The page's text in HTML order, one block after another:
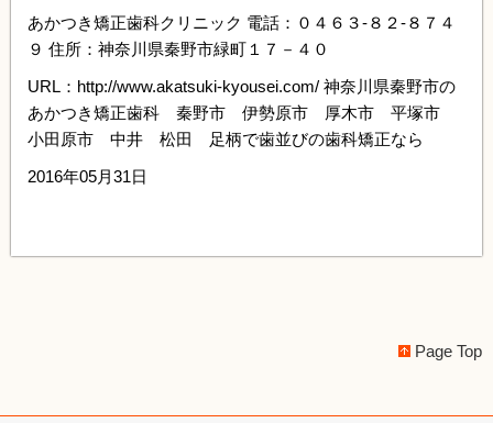
あかつき矯正歯科クリニック 電話：０４６３-８２-８７４
９ 住所：神奈川県秦野市緑町１７－４０
URL：http://www.akatsuki-kyousei.com/ 神奈川県秦野市の
あかつき矯正歯科 秦野市 伊勢原市 厚木市 平塚市
小田原市 中井 松田 足柄で歯並びの歯科矯正なら
2016年05月31日
Page Top